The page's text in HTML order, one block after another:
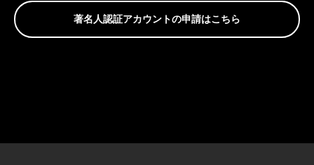
著名人認証アカウントの申請はこちら